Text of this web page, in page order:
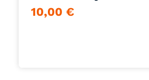
10,00 €